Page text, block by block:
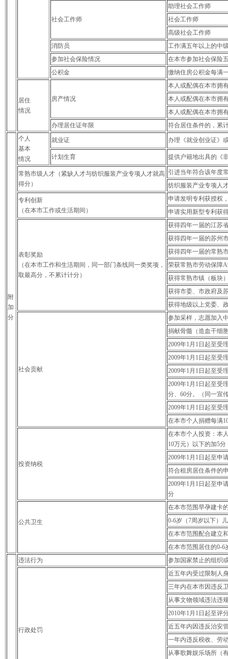
社会工作师
助理社会工作师
社会工作师
高级社会工作师
消防员
工作满五年以上的中
参加社会保险情况
在本市参加社会保险
公积金
缴纳住房公积金每满
居住
情况
房产情况
本人或配偶在本市拥
本人或配偶在本市拥
本人或配偶在本市拥
办理居住证年限
符合居住条件的，累
附
加
分
个人
基本
情况
就业证 办理《就业创业证》
计划生育 提供户籍地出具的《
常熟市级人才（紧缺人才与纺织服装产业专项人才就高
得分）
引进当年符合该年度
纺织服装产业专项人
专利创新
（在本市工作或生活期间）
申请发明专利获授权
申请实用新型专利获
表彰奖励
（在本市工作和生活期间，同一部门条线同一类奖项，
取最高分，不累计计分）
获得四年一届的江苏
获得四年一届的苏州
获得四年一届的常熟
荣获常熟市劳动保障
获得常熟市镇（板块
获得市委、市政府及
获得地级以上党委、
社会贡献
参加采样，志愿加入
捐献骨髓（造血干细
2009年1月1日起至受
2009年1月1日起至受
2009年1月1日起至受
2009年1月1日起至受
分、60分。（同一宣
2009年1月1日起至受
在本市个人捐赠每满
投资纳税
在本市个人投资：本
10万元）以下的加5
2009年1月1日起至申
符合租房居住条件的
2009年1月1日起至申
分
公共卫生
在本市范围早孕建卡
0-6岁（7周岁以下）
在本市范围配合建立
在本市范围居住的0-6
违法行为
参加国家禁止的组织
行政处罚
近五年内受过限制人
三年内在本市因违反
从事文物领域违法违
2010年1月1日起至评
近五年内因违反治安
一年内违反税收、劳
从事歌舞娱乐场所（